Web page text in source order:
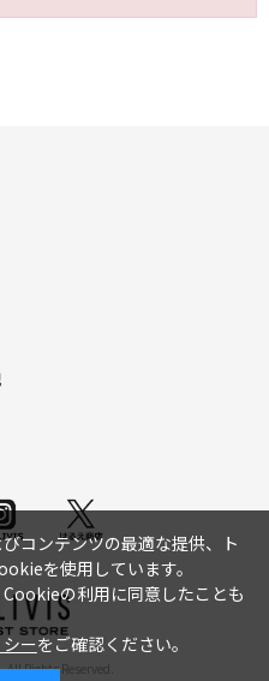
All Rights Reserved.
コンテンツの最適な提供、ト
を使用しています。
の利用に同意したことも
ーをご確認ください。